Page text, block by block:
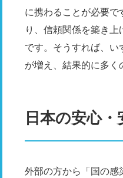
に携わることが必要
り、信頼関係を築き
です。そうすれば、
が増え、結果的に多
日本の安心
外部の方から「国の感